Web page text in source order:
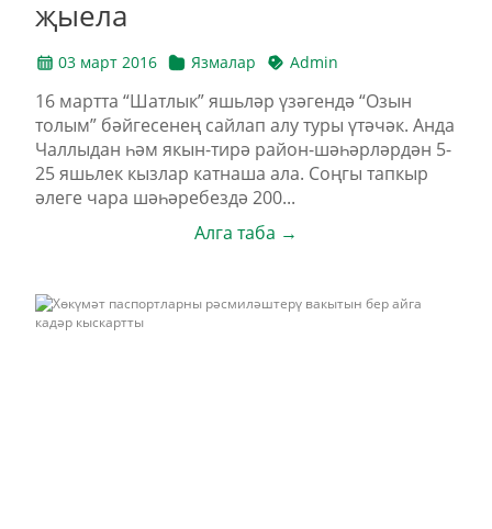
җыела
03 март 2016 Язмалар Admin
16 мартта “Шатлык” яшьләр үзәгендә “Озын
толым” бәйгесенең сайлап алу туры үтәчәк. Анда
Чаллыдан һәм якын-тирә район-шәһәрләрдән 5-
25 яшьлек кызлар катнаша ала. Соңгы тапкыр
әлеге чара шәһәребездә 200...
Алга таба →